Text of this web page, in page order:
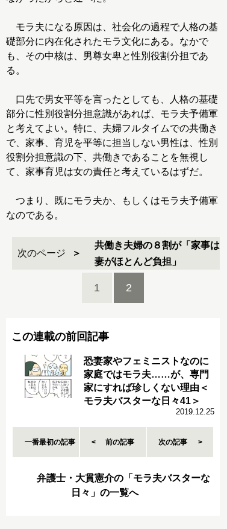
モラ夫になる原因は、社会化の過程で人格の基
礎部分に内在化されたモラ文化にある。なかで
も、その中核は、男尊女卑と性別役割分担であ
る。
口先で男女平等を言ったとしても、人格の基礎
部分に性別役割分担意識があれば、モラ夫予備軍
と考えてよい。特に、夫婦フルタイムでの共働き
で、家事、育児を平等に担当しない男性は、性別
役割分担意識の下、共働きであることを無視し
て、家事育児は女の責任と考えているはずだ。
つまり、既にモラ夫か、もしくはモラ夫予備軍
なのである。
次のページ
共働き夫婦の８割が「家事は
妻がほとんど負担」
1 2
この連載の前回記事
恐妻家やフェミニストなのに
家庭ではモラ夫……が、専門
家にすれば珍しくない理由＜
モラ夫バスターな日々41＞
2019.12.25
一番最初の記事 前の記事 次の記事
弁護士・大貫憲介の「モラ夫バスターな
日々」の一覧へ